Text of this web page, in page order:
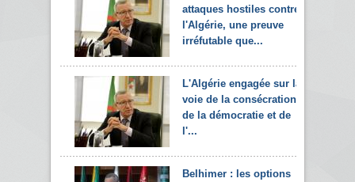
attaques hostiles contre
l'Algérie, une preuve
irréfutable que...
L'Algérie engagée sur la
voie de la consécration
de la démocratie et de
l'...
Belhimer : les options